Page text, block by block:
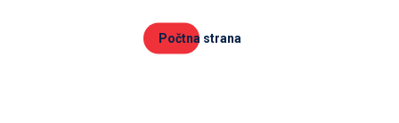
Počtna strana